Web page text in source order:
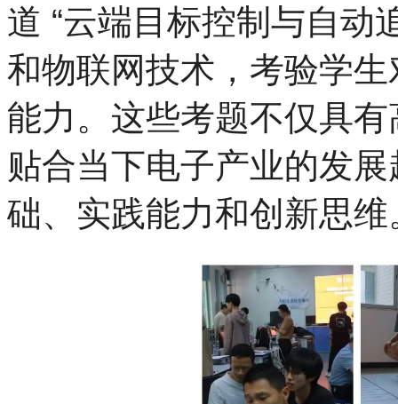
道 “云端目标控制与自动
和物联网技术，考验学
能力。这些考题不仅具
贴合当下电子产业的发
础、实践能力和创新思维